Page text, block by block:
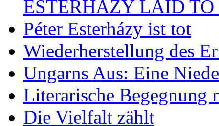
ESTERHÁZY LAID
Péter Esterházy ist tot
Wiederherstellung des
Ungarns Aus: Eine
Literarische Begegnung
Die Vielfalt zählt